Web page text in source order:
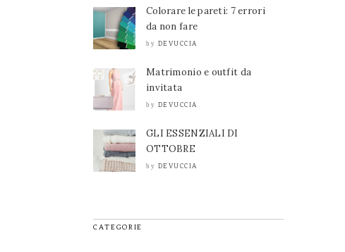
Colorare le pareti: 7 errori
da non fare
by DEVUCCIA
Matrimonio e outfit da
invitata
by DEVUCCIA
GLI ESSENZIALI DI
OTTOBRE
by DEVUCCIA
CATEGORIE